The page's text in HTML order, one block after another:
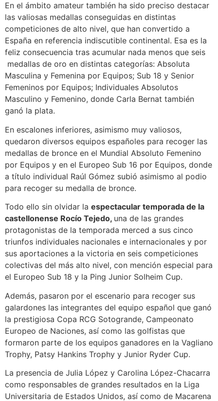
En el ámbito amateur también ha sido preciso destacar
las valiosas medallas conseguidas en distintas
competiciones de alto nivel, que han convertido a
España en referencia indiscutible continental. Esa es la
feliz consecuencia tras acumular nada menos que seis
medallas de oro en distintas categorías: Absoluta
Masculina y Femenina por Equipos; Sub 18 y Senior
Femeninos por Equipos; Individuales Absolutos
Masculino y Femenino, donde Carla Bernat también
ganó la plata.
En escalones inferiores, asimismo muy valiosos,
quedaron diversos equipos españoles para recoger las
medallas de bronce en el Mundial Absoluto Femenino
por Equipos y en el Europeo Sub 16 por Equipos, donde
a título individual Raúl Gómez subió asimismo al podio
para recoger su medalla de bronce.
Todo ello sin olvidar la espectacular temporada de la
castellonense Rocío Tejedo, una de las grandes
protagonistas de la temporada merced a sus cinco
triunfos individuales nacionales e internacionales y por
sus aportaciones a la victoria en seis competiciones
colectivas del más alto nivel, con mención especial para
el Europeo Sub 18 y la Ping Junior Solheim Cup.
Además, pasaron por el escenario para recoger sus
galardones las integrantes del equipo español que ganó
la prestigiosa Copa RCG Sotogrande, Campeonato
Europeo de Naciones, así como las golfistas que
formaron parte de los equipos ganadores en la Vagliano
Trophy, Patsy Hankins Trophy y Junior Ryder Cup.
La presencia de Julia López y Carolina López-Chacarra
como responsables de grandes resultados en la Liga
Universitaria de Estados Unidos, así como de Macarena